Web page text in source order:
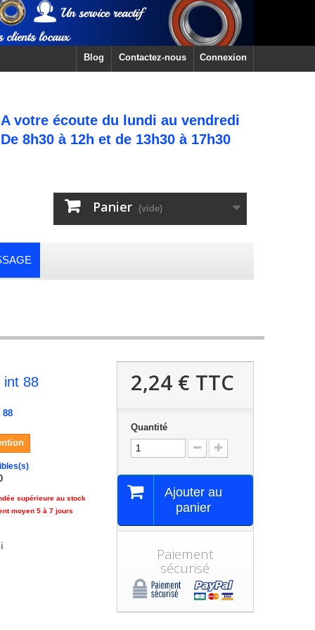
Connexion
Contactez-nous
Blog
A votre écoute du lundi au vendredi
De 8h30 à 12h et de 13h30 à 17h30
Panier (vide)
int 88
supérieure au stock
moyen 5 à 7 jours
2,24 € TTC
Quantité
Ajouter au
panier
Paiement
sécurisé